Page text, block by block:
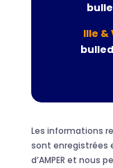
Ille &
Les informations
sont enregistrées
d’AMPER et nous